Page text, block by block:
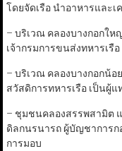
โดยจัดเรือ นำอาหารและ
– บริเวณ คลองบางกอกใ
เจ้ากรมการขนส่งทหารเรื
– บริเวณ คลองบางกอกน้
สวัสดิการทหารเรือ เป็นผู้
– ชุมชนคลองสรรพสามิต
ดิลกนรนารถ ผู้บัญชาการก
การมอบ